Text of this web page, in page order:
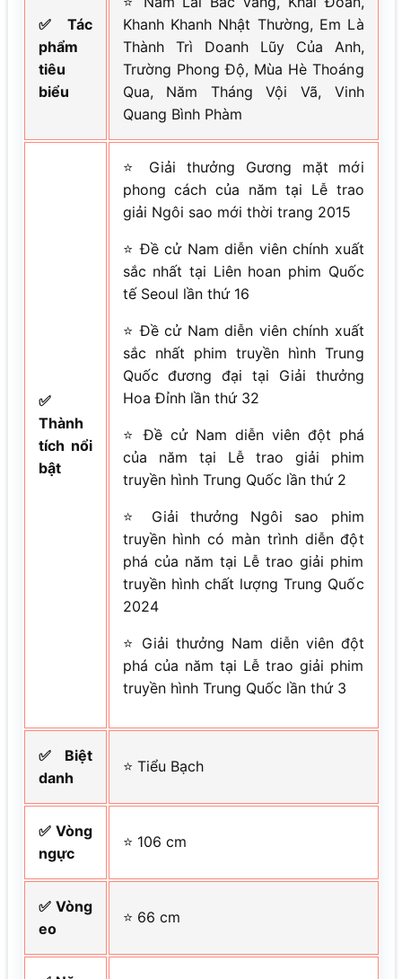
✅ Tác
phẩm
tiêu
biểu
Khanh Khanh Nhật Thường, Em Là
Thành Trì Doanh Lũy Của Anh,
Trường Phong Độ, Mùa Hè Thoáng
Qua, Năm Tháng Vội Vã, Vinh
Quang Bình Phàm
✅
Thành
tích nổi
bật
⭐ Giải thưởng Gương mặt mới
phong cách của năm tại Lễ trao
giải Ngôi sao mới thời trang 2015
⭐ Đề cử Nam diễn viên chính xuất
sắc nhất tại Liên hoan phim Quốc
tế Seoul lần thứ 16
⭐ Đề cử Nam diễn viên chính xuất
sắc nhất phim truyền hình Trung
Quốc đương đại tại Giải thưởng
Hoa Đỉnh lần thứ 32
⭐ Đề cử Nam diễn viên đột phá
của năm tại Lễ trao giải phim
truyền hình Trung Quốc lần thứ 2
⭐ Giải thưởng Ngôi sao phim
truyền hình có màn trình diễn đột
phá của năm tại Lễ trao giải phim
truyền hình chất lượng Trung Quốc
2024
⭐ Giải thưởng Nam diễn viên đột
phá của năm tại Lễ trao giải phim
truyền hình Trung Quốc lần thứ 3
✅ Biệt
danh
⭐ Tiểu Bạch
✅ Vòng
ngực
⭐ 106 cm
✅ Vòng
eo
⭐ 66 cm